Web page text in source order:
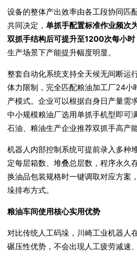
设备的整体产出效率由各工段协同匹
共同决定， 单抓手配置标准作业频次
双抓手结构后可提升至1200次每小时
生产场景下产能提升幅度明显。
整套自动化系统支持全天候无间断运
体力限制，完全匹配粮油加工厂24小
产模式。企业可以根据自身日产量需
中小规模粮油厂选用单抓手机型即可
石油、粮油生产企业推荐双抓手高产能
机器人内部控制系统可提前录入多种
定每层箱数、堆叠总层数，程序永久
换油品包装规格时一键调取对应方案
垛排布方式。
粮油车间使用核心实用优势
对比传统人工码垛，川崎工业机器人
碾压性优势，不会出现人工疲劳减速